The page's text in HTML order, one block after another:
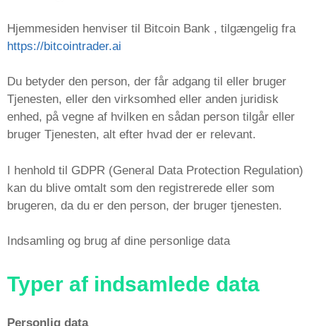
Hjemmesiden henviser til Bitcoin Bank , tilgængelig fra
https://bitcointrader.ai
Du betyder den person, der får adgang til eller bruger
Tjenesten, eller den virksomhed eller anden juridisk
enhed, på vegne af hvilken en sådan person tilgår eller
bruger Tjenesten, alt efter hvad der er relevant.
I henhold til GDPR (General Data Protection Regulation)
kan du blive omtalt som den registrerede eller som
brugeren, da du er den person, der bruger tjenesten.
Indsamling og brug af dine personlige data
Typer af indsamlede data
Personlig data